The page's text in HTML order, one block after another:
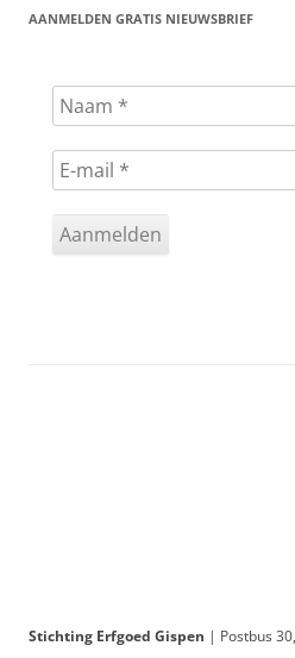
AANMELDEN GRATIS NIEUWSBRIEF
Stichting Erfgoed Gispen | Postbus